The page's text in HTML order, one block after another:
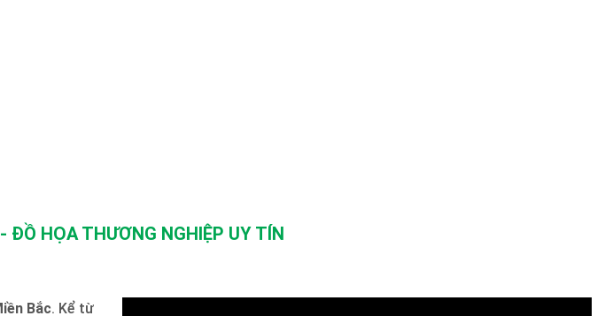
ĐỒ HỌA THƯƠNG NGHIỆP UY TÍN
Bắc. Kể từ